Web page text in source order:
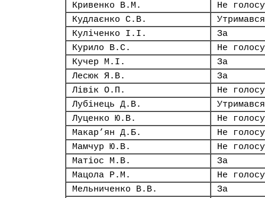
Кривенко В.М.
Не
Кудлаєнко С.В.
Утримався
Куліченко І.І.
За
Курило В.С.
Не
Кучер М.І.
За
Лесюк Я.В.
За
Лівік О.П.
Не
Лубінець Д.В.
Утримався
Луценко Ю.В.
Не
Макар’ян Д.Б.
Не
Мамчур Ю.В.
Не
Матіос М.В.
За
Мацола Р.М.
Не
Мельниченко В.В.
За